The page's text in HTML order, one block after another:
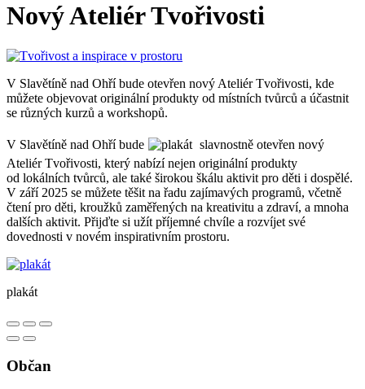
Nový Ateliér Tvořivosti
V Slavětíně nad Ohří bude otevřen nový Ateliér Tvořivosti, kde
můžete objevovat originální produkty od místních tvůrců a účastnit
se různých kurzů a workshopů.
V Slavětíně nad Ohří bude
slavnostně otevřen nový
Ateliér Tvořivosti, který nabízí nejen originální produkty
od lokálních tvůrců, ale také širokou škálu aktivit pro děti i dospělé.
V září 2025 se můžete těšit na řadu zajímavých programů, včetně
čtení pro děti, kroužků zaměřených na kreativitu a zdraví, a mnoha
dalších aktivit. Přijďte si užít příjemné chvíle a rozvíjet své
dovednosti v novém inspirativním prostoru.
plakát
Občan